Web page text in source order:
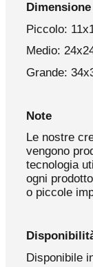
Dimensione
Piccolo:
Medio:
Grande:
Note
Le nostre
vengono
tecnologia
ogni
o piccole
Disponibile